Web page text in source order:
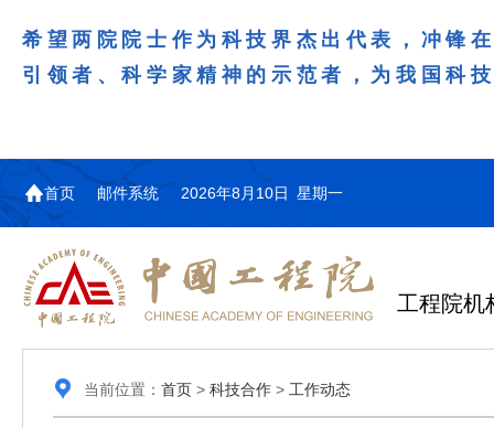
希望两院院士作为科技界杰出代表，冲锋
引领者、科学家精神的示范者，为我国科
首页 邮件系统 2026年8月10日 星期一
工程院机
当前位置： 首页> 科技合作> 工作动态